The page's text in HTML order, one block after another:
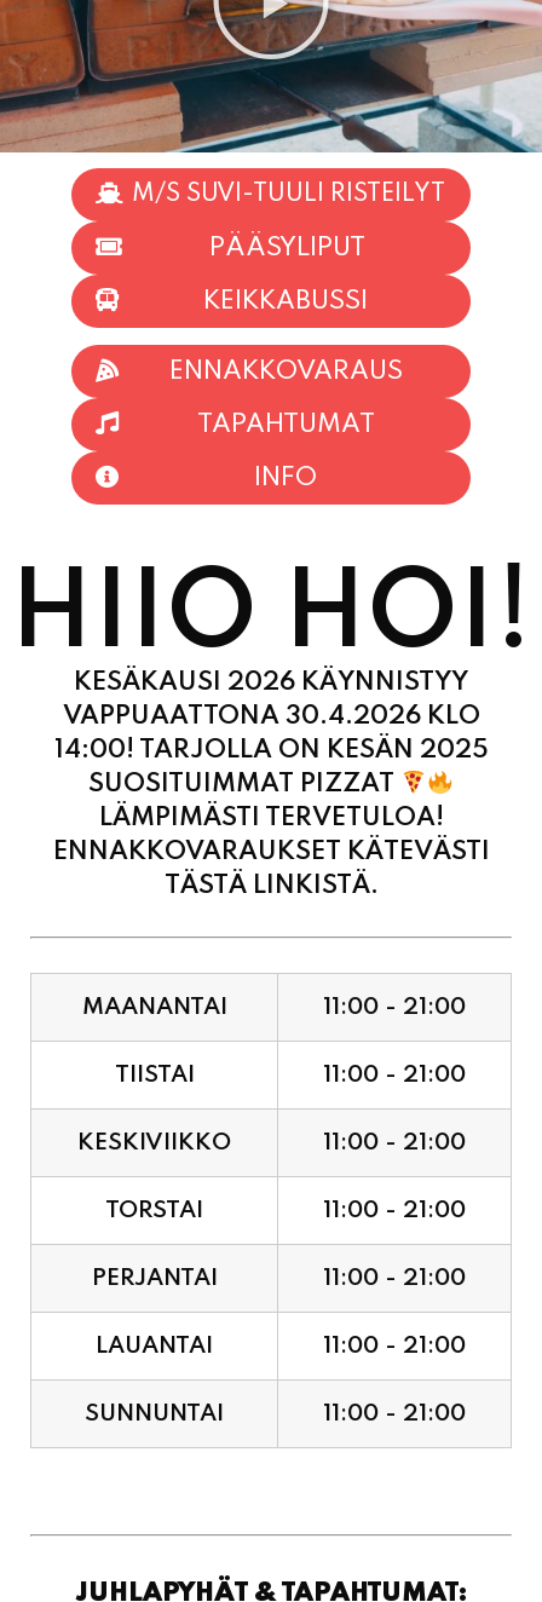
M/S SUVI-TUULI RISTEILYT
PÄÄSYLIPUT
KEIKKABUSSI
ENNAKKOVARAUS
TAPAHTUMAT
INFO
HIIO HOI!
KESÄKAUSI 2026 KÄYNNISTYY
VAPPUAATTONA 30.4.2026 KLO
14:00! TARJOLLA ON KESÄN 2025
SUOSITUIMMAT PIZZAT
LÄMPIMÄSTI TERVETULOA!
ENNAKKOVARAUKSET KÄTEVÄSTI
TÄSTÄ LINKISTÄ.
MAANANTAI 11:00 - 21:00
TIISTAI 11:00 - 21:00
KESKIVIIKKO 11:00 - 21:00
TORSTAI 11:00 - 21:00
PERJANTAI 11:00 - 21:00
LAUANTAI 11:00 - 21:00
SUNNUNTAI 11:00 - 21:00
JUHLAPYHÄT & TAPAHTUMAT: